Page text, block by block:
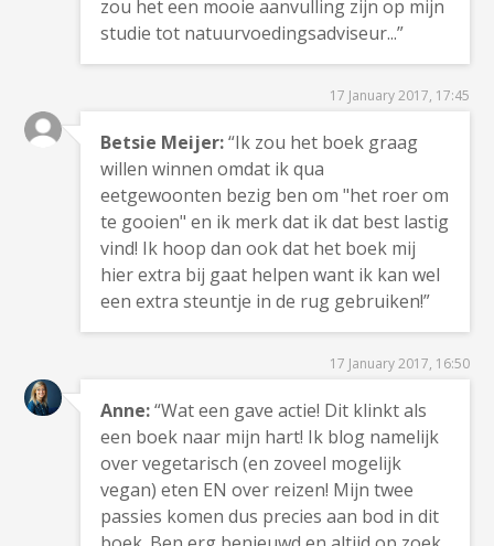
zou het een mooie aanvulling zijn op mijn
studie tot natuurvoedingsadviseur...”
17 January 2017, 17:45
Betsie Meijer:“Ik zou het boek graag
willen winnen omdat ik qua
eetgewoonten bezig ben om "het roer om
te gooien" en ik merk dat ik dat best lastig
vind! Ik hoop dan ook dat het boek mij
hier extra bij gaat helpen want ik kan wel
een extra steuntje in de rug gebruiken!”
17 January 2017, 16:50
Anne:“Wat een gave actie! Dit klinkt als
een boek naar mijn hart! Ik blog namelijk
over vegetarisch (en zoveel mogelijk
vegan) eten EN over reizen! Mijn twee
passies komen dus precies aan bod in dit